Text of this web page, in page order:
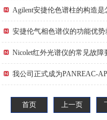
Agilent安捷伦色谱柱的构造是
安捷伦气相色谱仪的功能优
Nicolet红外光谱仪的常见故障
我公司正式成为PANREAC-
首页 上一页